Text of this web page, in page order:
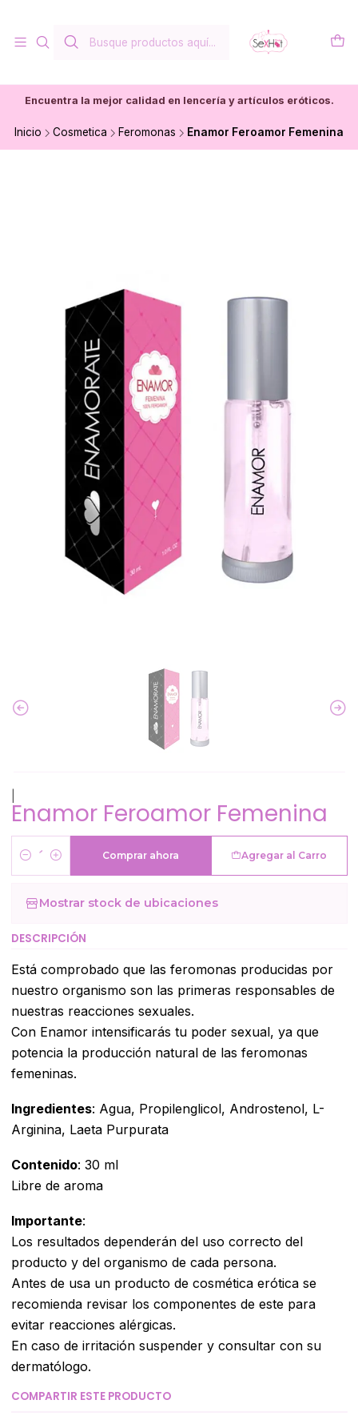
Encuentra la mejor calidad en lencería y artículos eróticos.
Inicio Cosmetica Feromonas Enamor Feroamor Femenina
Enamor Feroamor Femenina
Cantidad
Agregar al Carro
Comprar ahora
Mostrar stock de ubicaciones
DESCRIPCIÓN
Está comprobado que las feromonas producidas por
nuestro organismo son las primeras responsables de
nuestras reacciones sexuales.
Con Enamor intensificarás tu poder sexual, ya que
potencia la producción natural de las feromonas
femeninas.
Ingredientes: Agua, Propilenglicol, Androstenol, L-
Arginina, Laeta Purpurata
Contenido: 30 ml
Libre de aroma
Importante:
Los resultados dependerán del uso correcto del
producto y del organismo de cada persona.
Antes de usa un producto de cosmética erótica se
recomienda revisar los componentes de este para
evitar reacciones alérgicas.
En caso de irritación suspender y consultar con su
dermatólogo.
COMPARTIR ESTE PRODUCTO